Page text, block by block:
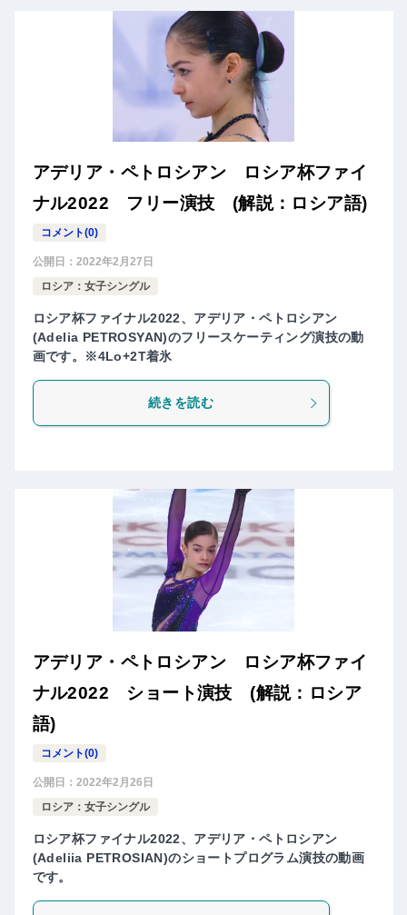
アデリア・ペトロシアン ロシア杯ファイ
ナル2022 フリー演技 (解説：ロシア語)
コメント(0)
公開日： 2022年2月27日
ロシア：女子シングル
ロシア杯ファイナル2022、アデリア・ペトロシアン
(Adelia PETROSYAN)のフリースケーティング演技の動
画です。※4Lo+2T着氷
続きを読む
アデリア・ペトロシアン ロシア杯ファイ
ナル2022 ショート演技 (解説：ロシア
語)
コメント(0)
公開日： 2022年2月26日
ロシア：女子シングル
ロシア杯ファイナル2022、アデリア・ペトロシアン
(Adeliia PETROSIAN)のショートプログラム演技の動画
です。